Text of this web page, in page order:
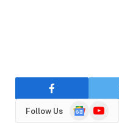
Follow Us
GoogleYouTube